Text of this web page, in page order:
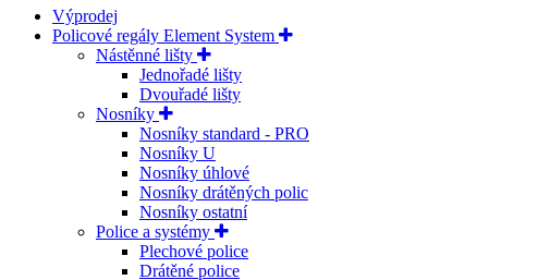
Výprodej
Policové regály Element System
Nástěnné lišty
Jednořadé lišty
Dvouřadé lišty
Nosníky
Nosníky standard - PRO
Nosníky U
Nosníky úhlové
Nosníky drátěných polic
Nosníky ostatní
Police a systémy
Plechové police
Drátěné police